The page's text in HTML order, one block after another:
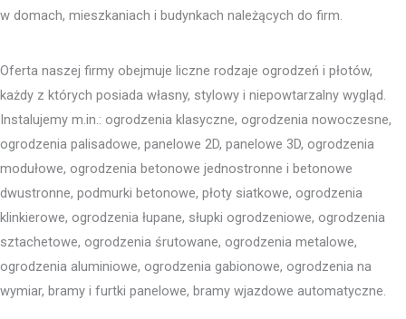
w domach, mieszkaniach i budynkach należących do firm.
Oferta naszej firmy obejmuje liczne rodzaje ogrodzeń i płotów,
każdy z których posiada własny, stylowy i niepowtarzalny wygląd.
Instalujemy m.in.: ogrodzenia klasyczne, ogrodzenia nowoczesne,
ogrodzenia palisadowe, panelowe 2D, panelowe 3D, ogrodzenia
modułowe, ogrodzenia betonowe jednostronne i betonowe
dwustronne, podmurki betonowe, płoty siatkowe, ogrodzenia
klinkierowe, ogrodzenia łupane, słupki ogrodzeniowe, ogrodzenia
sztachetowe, ogrodzenia śrutowane, ogrodzenia metalowe,
ogrodzenia aluminiowe, ogrodzenia gabionowe, ogrodzenia na
wymiar, bramy i furtki panelowe, bramy wjazdowe automatyczne.